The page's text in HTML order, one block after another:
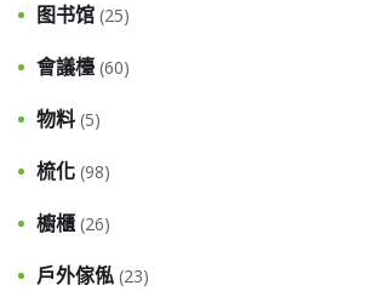
图书馆 (25)
會議檯 (60)
物料 (5)
梳化 (98)
櫥櫃 (26)
戶外傢俬 (23)